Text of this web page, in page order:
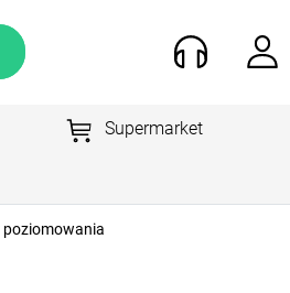
Supermarket
poziomowania